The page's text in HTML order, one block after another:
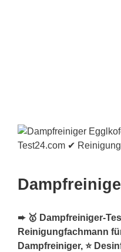
➨ 🥇 Dampfreiniger-
Reinigungfachmann
Dampfreiniger, ⭐